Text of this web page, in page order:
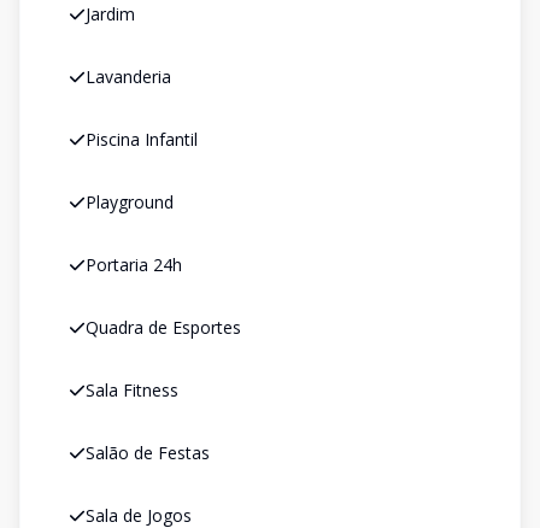
Jardim
Lavanderia
Piscina Infantil
Playground
Portaria 24h
Quadra de Esportes
Sala Fitness
Salão de Festas
Sala de Jogos